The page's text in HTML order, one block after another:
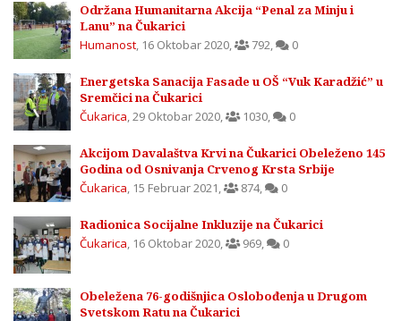
Održana Humanitarna Akcija “Penal za Minju i
Lanu” na Čukarici
Humanost, 16 Oktobar 2020, 792, 0
Energetska Sanacija Fasade u OŠ “Vuk Karadžić” u
Sremčici na Čukarici
Čukarica,29 Oktobar 2020, 1030, 0
Akcijom Davalaštva Krvi na Čukarici Obeleženo 145
Godina od Osnivanja Crvenog Krsta Srbije
Čukarica, 15 Februar 2021, 874, 0
Radionica Socijalne Inkluzije na Čukarici
Čukarica, 16 Oktobar 2020, 969, 0
Obeležena 76-godišnjica Oslobođenja u Drugom
Svetskom Ratu na Čukarici